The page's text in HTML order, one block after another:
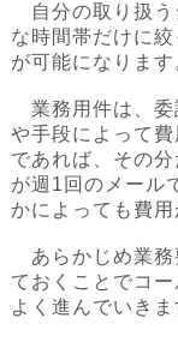
自分の取り扱う
な時間帯だけに
が可能になります
業務用件は、委
や手段によって
であれば、その
が週1回のメール
かによっても費用
あらかじめ業務
ておくことでコ
よく進んでいきま